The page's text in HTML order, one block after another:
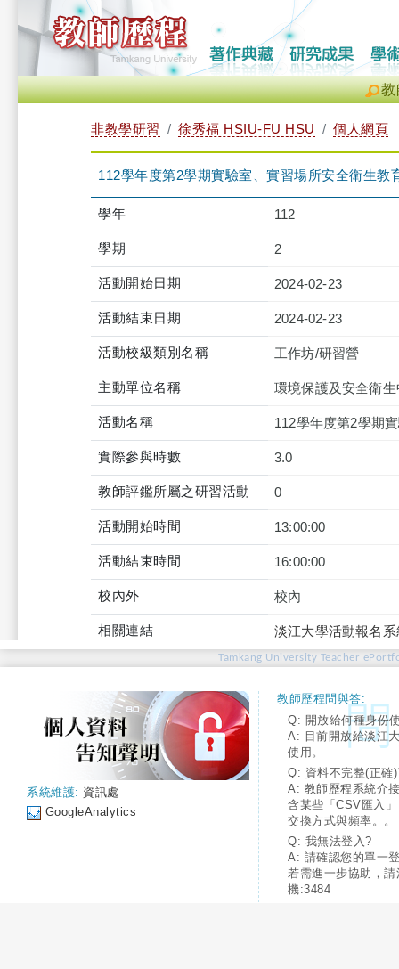
教
非教學研習 徐秀福 HSIU-FU HSU 個人網頁
112學年度第2學期實驗室、實習場所安全衛生
學年 112
學期 2
活動開始日期 2024-02-23
活動結束日期 2024-02-23
活動校級類別名稱 工作坊/研習營
主動單位名稱 環境保護及安全衛生
活動名稱 112學年度第2學期
實際參與時數 3.0
教師評鑑所屬之研習活動 0
活動開始時間 13:00:00
活動結束時間 16:00:00
校內外 校內
相關連結 淡江大學活動報名
Tamkang University Teacher
系統維護: 資訊處
GoogleAnalytics
教師歷程問與答:
Q: 開放給何種身份
A: 目前開放給淡江
使用。
Q: 資料不完整(正確
A: 教師歷程系統介
含某些「CSV匯入
交換方式與頻率。。
Q: 我無法登入?
A: 請確認您的單一
若需進一步協助，
機:3484